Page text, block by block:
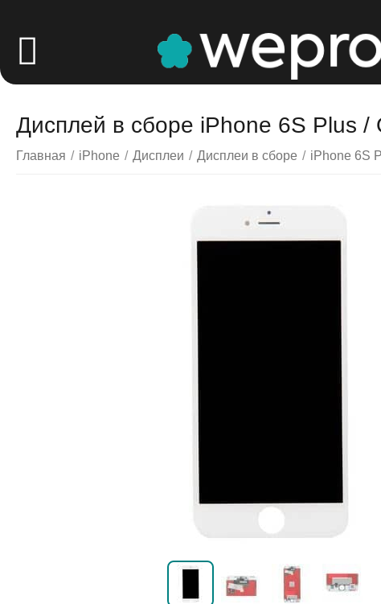
Дисплей в сборе iPhone 6S Plus /
Главная / iPhone / Дисплеи / Дисплеи в сборе / iPhone 6S